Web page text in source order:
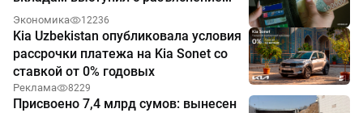
Экономика 12236
Kia Uzbekistan опубликовала условия
рассрочки платежа на Kia Sonet со
ставкой от 0% годовых
Реклама 8229
Присвоено 7,4 млрд сумов: вынесен